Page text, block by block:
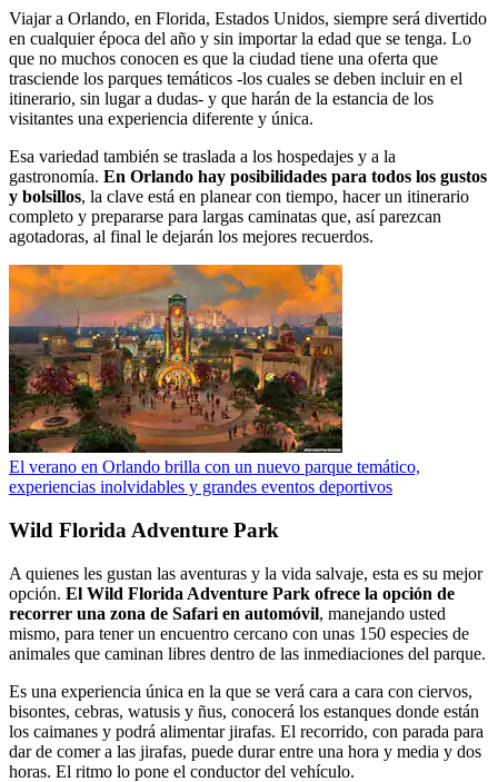
Viajar a Orlando, en Florida, Estados Unidos, siempre será divertido
en cualquier época del año y sin importar la edad que se tenga. Lo
que no muchos conocen es que la ciudad tiene una oferta que
trasciende los parques temáticos -los cuales se deben incluir en el
itinerario, sin lugar a dudas- y que harán de la estancia de los
visitantes una experiencia diferente y única.
Esa variedad también se traslada a los hospedajes y a la
gastronomía. En Orlando hay posibilidades para todos los gustos
y bolsillos, la clave está en planear con tiempo, hacer un itinerario
completo y prepararse para largas caminatas que, así parezcan
agotadoras, al final le dejarán los mejores recuerdos.
El verano en Orlando brilla con un nuevo parque temático,
experiencias inolvidables y grandes eventos deportivos
Wild Florida Adventure Park
A quienes les gustan las aventuras y la vida salvaje, esta es su mejor
opción. El Wild Florida Adventure Park ofrece la opción de
recorrer una zona de Safari en automóvil, manejando usted
mismo, para tener un encuentro cercano con unas 150 especies de
animales que caminan libres dentro de las inmediaciones del parque.
Es una experiencia única en la que se verá cara a cara con ciervos,
bisontes, cebras, watusis y ñus, conocerá los estanques donde están
los caimanes y podrá alimentar jirafas. El recorrido, con parada para
dar de comer a las jirafas, puede durar entre una hora y media y dos
horas. El ritmo lo pone el conductor del vehículo.